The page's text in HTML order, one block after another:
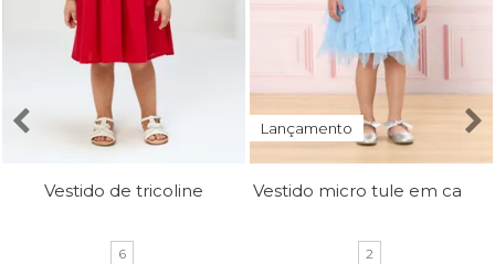
Vestido de tricoline
6
Lançamento
2